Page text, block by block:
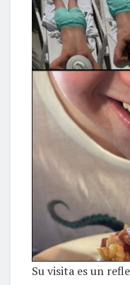
Su visita es un